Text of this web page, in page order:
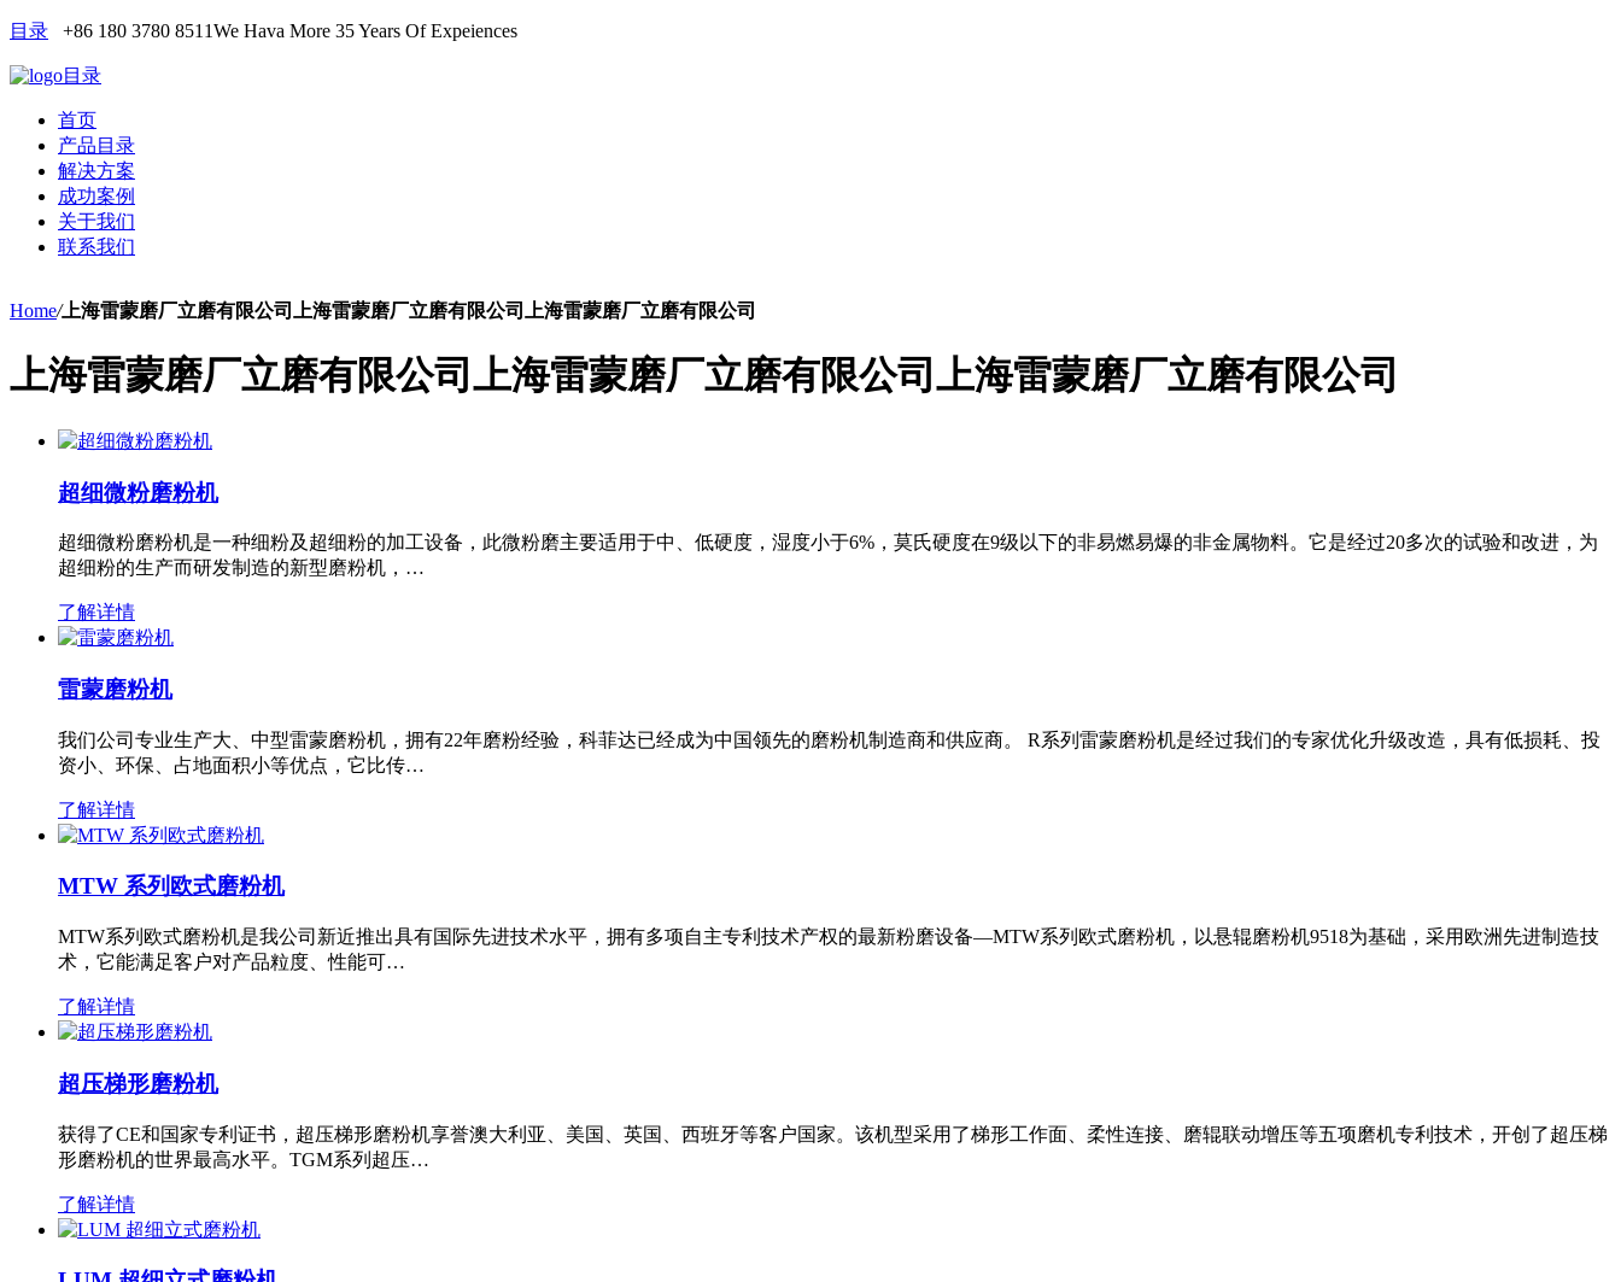
目录 +86 180 3780 8511We Hava More 35 Years Of Expeiences
目录
首页
产品目录
解决方案
成功案例
关于我们
联系我们
Home/上海雷蒙磨厂立磨有限公司上海雷蒙磨厂立磨有限公司上海雷蒙磨厂立磨有限公司
上海雷蒙磨厂立磨有限公司上海雷蒙磨厂立磨有限公司上海雷蒙磨厂立磨有限公司
超细微粉磨粉机
超细微粉磨粉机是一种细粉及超细粉的加工设备，此微粉磨主要适用于中、低硬度，湿度小于6%，莫氏硬度在9级以下的非易燃易爆的非金属物料。它是经过20多次的试验和改进，为
超细粉的生产而研发制造的新型磨粉机，…
了解详情
雷蒙磨粉机
我们公司专业生产大、中型雷蒙磨粉机，拥有22年磨粉经验，科菲达已经成为中国领先的磨粉机制造商和供应商。 R系列雷蒙磨粉机是经过我们的专家优化升级改造，具有低损耗、投
资小、环保、占地面积小等优点，它比传…
了解详情
MTW 系列欧式磨粉机
MTW系列欧式磨粉机是我公司新近推出具有国际先进技术水平，拥有多项自主专利技术产权的最新粉磨设备—MTW系列欧式磨粉机，以悬辊磨粉机9518为基础，采用欧洲先进制造技
术，它能满足客户对产品粒度、性能可…
了解详情
超压梯形磨粉机
获得了CE和国家专利证书，超压梯形磨粉机享誉澳大利亚、美国、英国、西班牙等客户国家。该机型采用了梯形工作面、柔性连接、磨辊联动增压等五项磨机专利技术，开创了超压梯
形磨粉机的世界最高水平。TGM系列超压…
了解详情